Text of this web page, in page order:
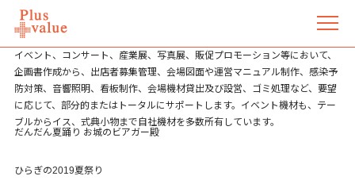
イベント、コンサート、産業展、写真展、販促プロモーション等において、
企画書作成から、出店者募集管理、会場図面や運営マニュアル制作、感染予
防対策、音響照明、看板制作、会場機材貸出及び設営、ゴミ処理など、要望
に応じて、部分的またはトータルにサポートします。イベント機材も、テー
ブルからイス、式典小物まで自社機材を多数所有しています。
だんだん夏踊り お城のビアガー殿
ひらぎの2019夏祭り